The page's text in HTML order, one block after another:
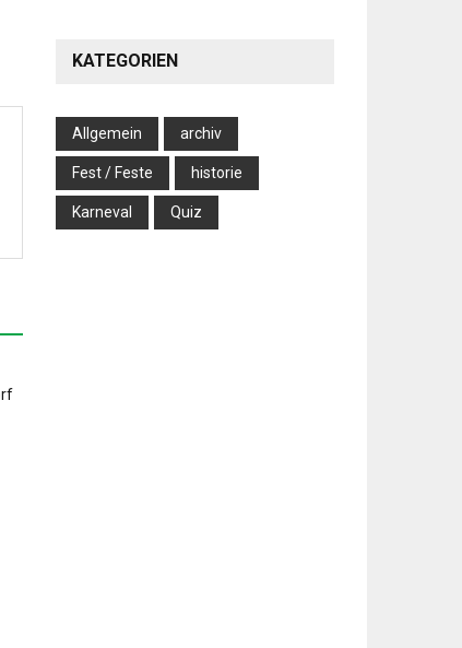
KATEGORIEN
Allgemein archiv
Fest / Feste historie
Karneval Quiz